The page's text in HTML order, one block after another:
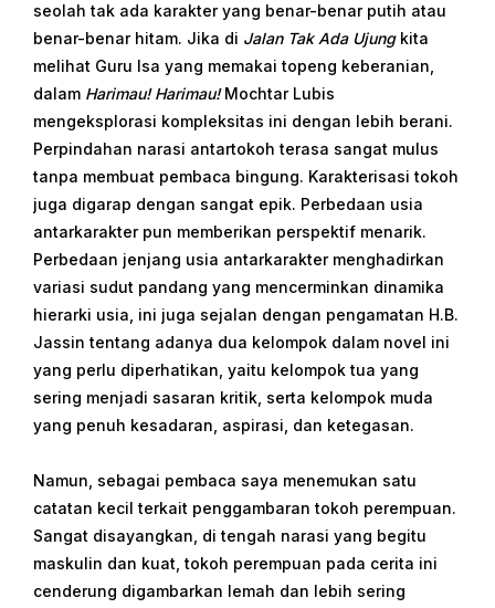
seolah tak ada karakter yang benar-benar putih atau
benar-benar hitam. Jika di Jalan Tak Ada Ujungkita
melihat Guru Isa yang memakai topeng keberanian,
dalam Harimau! Harimau!Mochtar Lubis
mengeksplorasi kompleksitas ini dengan lebih berani.
Perpindahan narasi antartokoh terasa sangat mulus
tanpa membuat pembaca bingung. Karakterisasi tokoh
juga digarap dengan sangat epik. Perbedaan usia
antarkarakter pun memberikan perspektif menarik.
Perbedaan jenjang usia antarkarakter menghadirkan
variasi sudut pandang yang mencerminkan dinamika
hierarki usia, ini juga sejalan dengan pengamatan H.B.
Jassin tentang adanya dua kelompok dalam novel ini
yang perlu diperhatikan, yaitu kelompok tua yang
sering menjadi sasaran kritik, serta kelompok muda
yang penuh kesadaran, aspirasi, dan ketegasan.
Namun, sebagai pembaca saya menemukan satu
catatan kecil terkait penggambaran tokoh perempuan.
Sangat disayangkan, di tengah narasi yang begitu
maskulin dan kuat, tokoh perempuan pada cerita ini
cenderung digambarkan lemah dan lebih sering